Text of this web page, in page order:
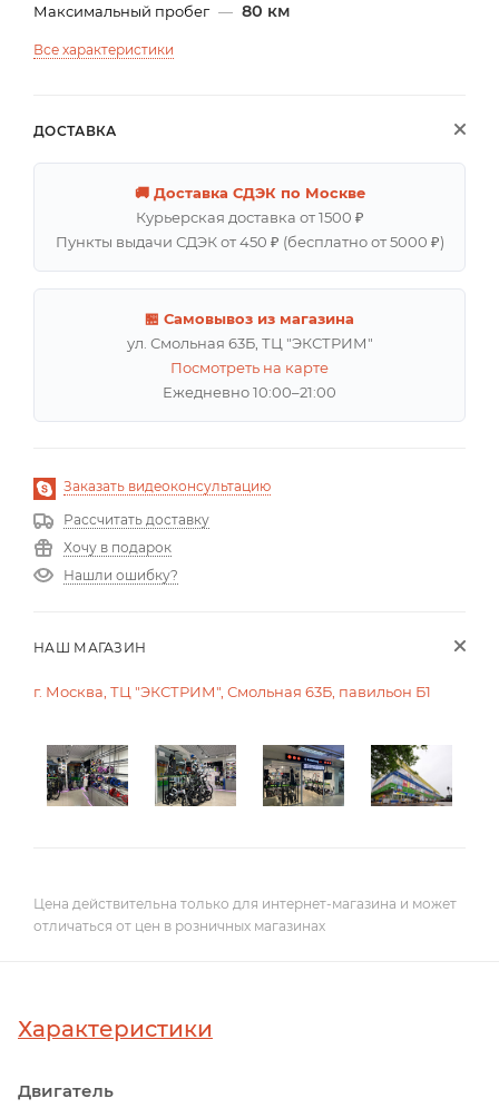
Максимальный пробег — 80 км
Все характеристики
ДОСТАВКА
🚚 Доставка СДЭК по Москве
Курьерская доставка от 1500 ₽
Пункты выдачи СДЭК от 450 ₽ (бесплатно от 5000 ₽)
🏪 Самовывоз из магазина
ул. Смольная 63Б, ТЦ "ЭКСТРИМ"
Посмотреть на карте
Ежедневно 10:00–21:00
Заказать видеоконсультацию
Рассчитать доставку
Хочу в подарок
Нашли ошибку?
НАШ МАГАЗИН
г. Москва, ТЦ "ЭКСТРИМ", Смольная 63Б, павильон Б1
Цена действительна только для интернет-магазина и может
отличаться от цен в розничных магазинах
Характеристики
Двигатель